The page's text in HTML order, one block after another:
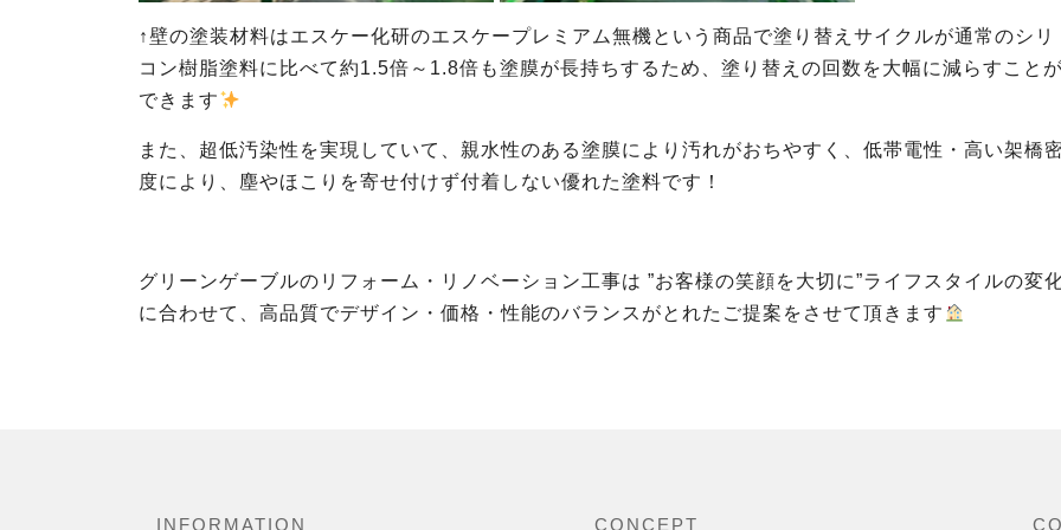
↑壁の塗装材料はエスケー化研のエスケープレミアム無機という商品で塗り替えサイクルが通常のシリ
コン樹脂塗料に比べて約1.5倍～1.8倍も塗膜が長持ちするため、塗り替えの回数を大幅に減らすことが
できます
また、超低汚染性を実現していて、親水性のある塗膜により汚れがおちやすく、低帯電性・高い架橋
度により、塵やほこりを寄せ付けず付着しない優れた塗料です！
グリーンゲーブルのリフォーム・リノベーション工事は ”お客様の笑顔を大切に”ライフスタイルの変
に合わせて、高品質でデザイン・価格・性能のバランスがとれたご提案をさせて頂きます
INFORMATION CONCEPT